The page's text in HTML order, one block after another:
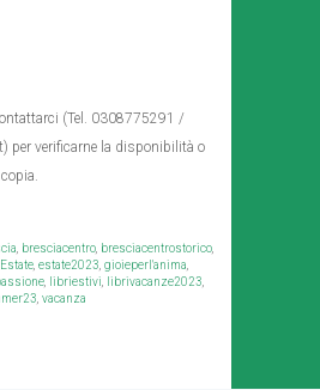
(Tel. 0308775291 /
per verificarne la disponibilità o
, bresciacentro, bresciacentrostorico,
Estate, estate2023, gioieperl'anima,
, libriestivi, librivacanze2023,
, vacanza